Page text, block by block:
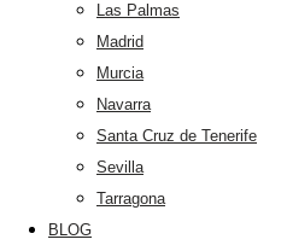
Las Palmas
Madrid
Murcia
Navarra
Santa Cruz de Tenerife
Sevilla
Tarragona
BLOG